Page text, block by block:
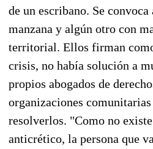
de un escribano. Se
manzana y algún otro con
territorial. Ellos firman
crisis, no había solución a
propios abogados de
organizaciones
resolverlos. "Como no
anticrético, la persona que